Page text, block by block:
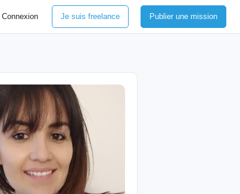
Connexion Je suis freelance Publier une mission